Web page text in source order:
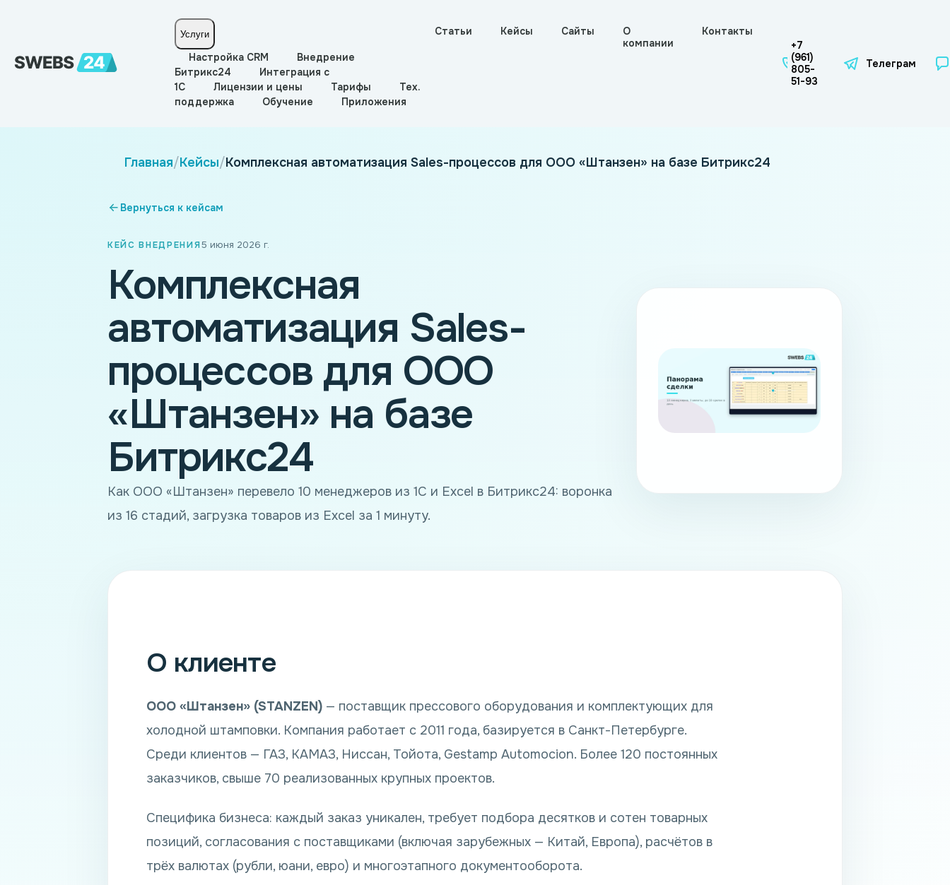
Услуги
Настройка CRM
Внедрение
Битрикс24
Интеграция с
1С
Лицензии и цены Тарифы
Тех.
поддержка
Обучение Приложения
Статьи Кейсы Сайты
О
компании
Контакты
+7
(961)
805-
51-93
Телеграм
Главная/Кейсы/Комплексная автоматизация Sales-процессов для ООО «Штанзен» на базе Битрикс24
Вернуться к кейсам
КЕЙС ВНЕДРЕНИЯ5 июня 2026 г.
Комплексная
автоматизация Sales-
процессов для ООО
«Штанзен» на базе
Битрикс24
Как ООО «Штанзен» перевело 10 менеджеров из 1С и Excel в Битрикс24: воронка
из 16 стадий, загрузка товаров из Excel за 1 минуту.
О клиенте
ООО «Штанзен» (STANZEN)— поставщик прессового оборудования и комплектующих для
холодной штамповки. Компания работает с 2011 года, базируется в Санкт-Петербурге.
Среди клиентов — ГАЗ, КАМАЗ, Ниссан, Тойота, Gestamp Automocion. Более 120 постоянных
заказчиков, свыше 70 реализованных крупных проектов.
Специфика бизнеса: каждый заказ уникален, требует подбора десятков и сотен товарных
позиций, согласования с поставщиками (включая зарубежных — Китай, Европа), расчётов в
трёх валютах (рубли, юани, евро) и многоэтапного документооборота.